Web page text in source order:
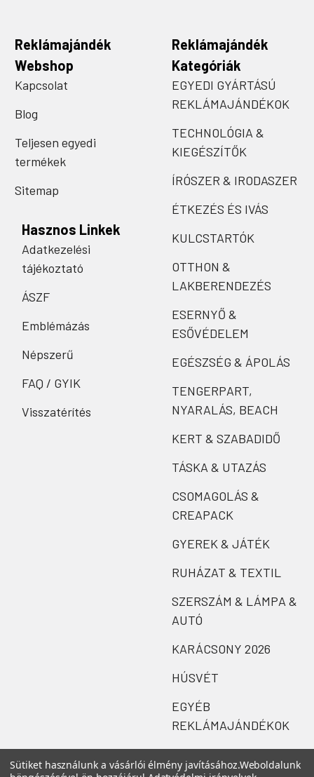
Reklámajándék
Webshop
Kapcsolat
Blog
Teljesen egyedi
termékek
Sitemap
Hasznos Linkek
Adatkezelési
tájékoztató
ÁSZF
Emblémázás
Népszerű
FAQ / GYIK
Visszatérítés
Reklámajándék
Kategóriák
EGYEDI GYÁRTÁSÚ
REKLÁMAJÁNDÉKOK
TECHNOLÓGIA &
KIEGÉSZÍTŐK
ÍRÓSZER & IRODASZER
ÉTKEZÉS ÉS IVÁS
KULCSTARTÓK
OTTHON &
LAKBERENDEZÉS
ESERNYŐ &
ESŐVÉDELEM
EGÉSZSÉG & ÁPOLÁS
TENGERPART,
NYARALÁS, BEACH
KERT & SZABADIDŐ
TÁSKA & UTAZÁS
CSOMAGOLÁS &
CREAPACK
GYEREK & JÁTÉK
RUHÁZAT & TEXTIL
SZERSZÁM & LÁMPA &
AUTÓ
KARÁCSONY 2026
HÚSVÉT
EGYÉB
REKLÁMAJÁNDÉKOK
Sütiket használunk a vásárlói élmény javításához.Weboldalunk